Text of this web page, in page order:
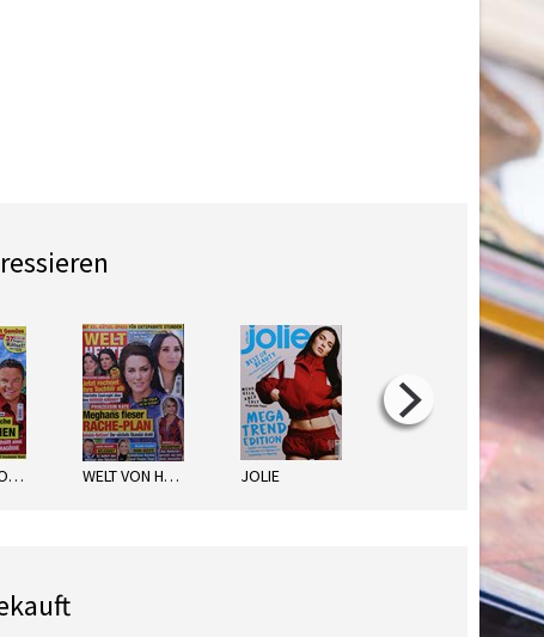
FREIZEIT TOTAL WELT VON HEUTE JOLIE MEINE WAHRHEIT